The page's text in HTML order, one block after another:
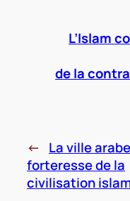
L’Islam
de la
←
La ville arabe
forteresse de la
civilisation